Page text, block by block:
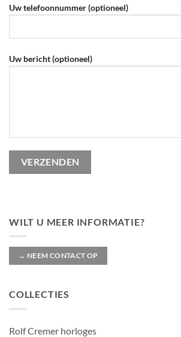
WILT U MEER INFORMATIE?
→ NEEM CONTACT OP
COLLECTIES
Rolf Cremer horloges
Uw telefoonnummer (optioneel)
Gelieve dit veld leeg te laten.
Uw bericht (optioneel)